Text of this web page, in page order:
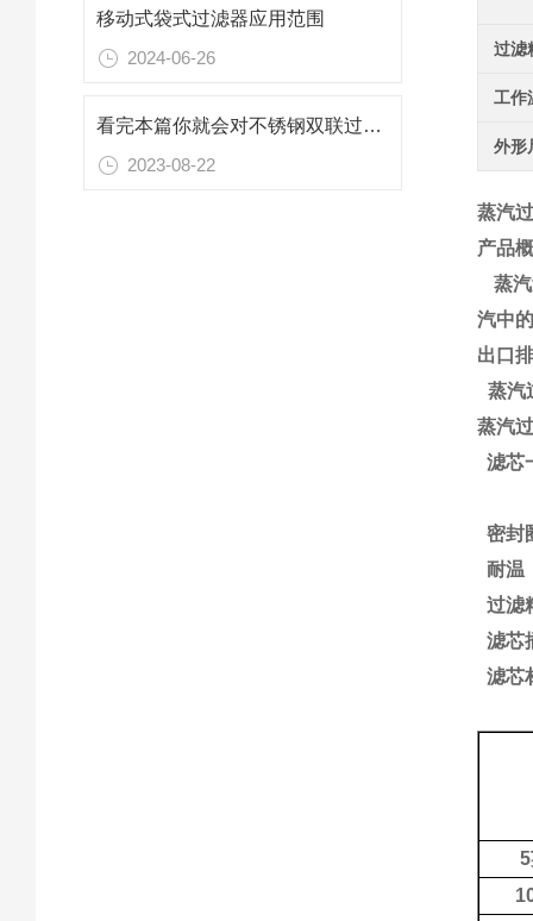
移动式袋式过滤器应用范围
2024-06-26
看完本篇你就会对不锈钢双联过滤器有更多了解
2023-08-22
过滤
工作
外形
蒸汽
产品
蒸
汽中
出口
蒸汽
蒸汽
滤芯
密封
耐温
过滤
滤芯
滤芯
5